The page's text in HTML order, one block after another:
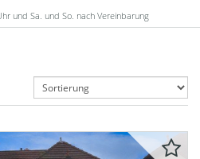
und Sa. und So. nach Vereinbarung